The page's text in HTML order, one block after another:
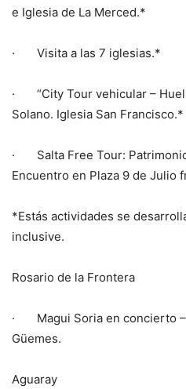
e Iglesia de La Merced.*
· Visita a las 7 iglesias.*
· “City Tour vehicular –
Solano. Iglesia San Francisco.*
· Salta Free Tour:
Encuentro en Plaza 9 de Julio
*Estás actividades se
inclusive.
Rosario de la Frontera
· Magui Soria en concierto –
Güemes.
Aguaray